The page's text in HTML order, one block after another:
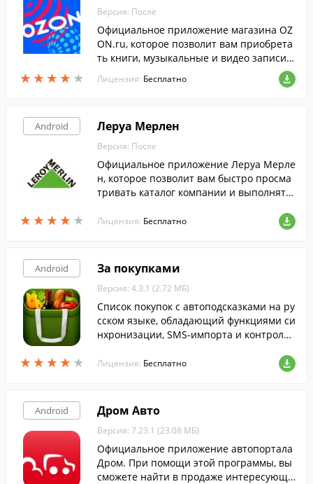
★ ★ ★ ★ ★
★ ★ ★ ★ ★
Версия: После
Официальное приложение магазина OZ
ON.ru, которое позволит вам приобрета
ть книги, музыкальные и видео записи,
игры, товары для дома и детей, космети
ку, ювелирные изделия и многое другое.
Лицензия: Бесплатно
Android
★ ★ ★ ★ ★
★ ★ ★ ★ ★
Леруа Мерлен
Версия: После
Официальное приложение Леруа Мерле
н, которое позволит вам быстро просма
тривать каталог компании и выполнять
Лицензия: Бесплатно
Android
★ ★ ★ ★ ★
★ ★ ★ ★ ★
За покупками
Версия: 4.3.1 (2.72 МБ)
Cписок покупок с автоподсказками на ру
сском языке, обладающий функциями си
нхронизации, SMS-импорта и контроля
Лицензия: Бесплатно
Android Дром Авто
Версия: 7.23.1 (23.08 МБ)
Официальное приложение автопортала
Дром. При помощи этой программы, вы
сможете найти в продаже интересующи